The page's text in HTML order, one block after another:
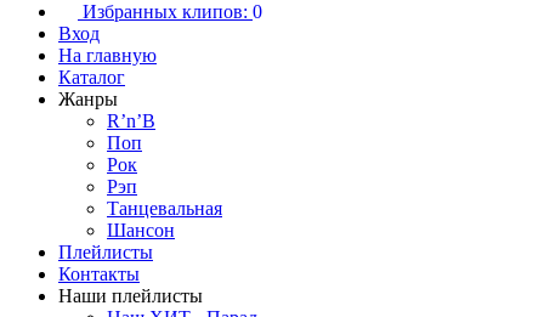
Избранных клипов: 0
Вход
На главную
Каталог
Жанры
R’n’B
Поп
Рок
Рэп
Танцевальная
Шансон
Плейлисты
Контакты
Наши плейлисты